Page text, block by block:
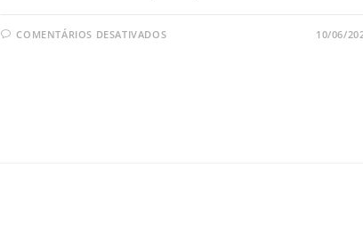
COMENTÁRIOS DESATIVADOS 10/06/